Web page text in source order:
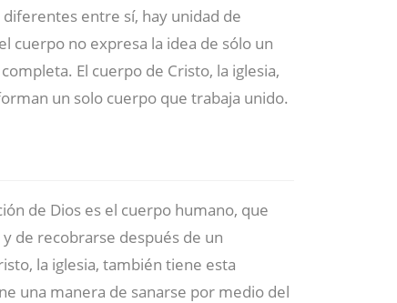
entre sí, hay unidad de
cuerpo no expresa la idea de sólo un
El cuerpo de Cristo, la iglesia,
un solo cuerpo que trabaja unido.
de Dios es el cuerpo humano, que
de recobrarse después de un
la iglesia, también tiene esta
una manera de sanarse por medio del